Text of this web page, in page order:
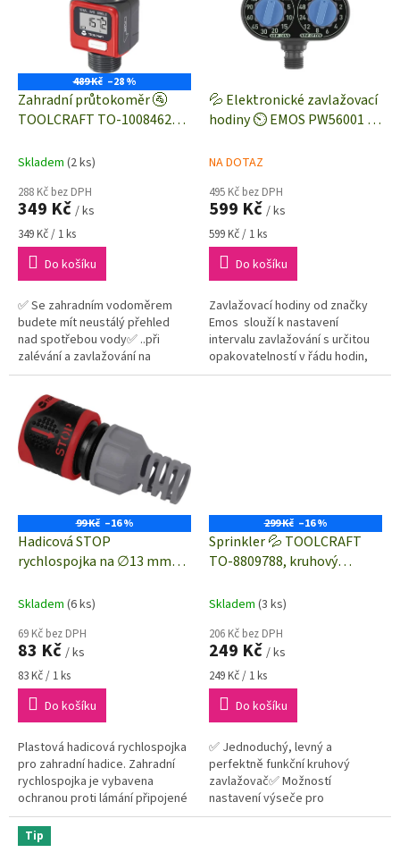
489 Kč –28 %
Zahradní průtokoměr 🚰
TOOLCRAFT TO-10084629 |
připojení G3/4"
Skladem (2 ks)
288 Kč bez DPH
349 Kč / ks
Měrná
cena:
349 Kč / 1 ks
Do košíku
✅ Se zahradním vodoměrem
budete mít neustálý přehled
nad spotřebou vody✅ ..při
zalévání a zavlažování na
zahradě nebo při plnění nádob✅
..takovýto jednoduchý
průtokoměr by neměl...
💦 Elektronické zavlažovací
hodiny ⏲️ EMOS PW56001 |
režim | interval 3 až 120
NA DOTAZ
495 Kč bez DPH
599 Kč / ks
Měrná
cena:
599 Kč / 1 ks
Do košíku
Zavlažovací hodiny od značky
Emos slouží k nastavení
intervalu zavlažování s určitou
opakovatelností v řádu hodin,
dnů nebo týdne. Dobu/interval
99 Kč –16 %
Hadicová STOP
rychlospojka na ∅13 mm
1561118
Skladem (6 ks)
69 Kč bez DPH
83 Kč / ks
Měrná
cena:
83 Kč / 1 ks
Do košíku
Plastová hadicová rychlospojka
pro zahradní hadice. Zahradní
rychlospojka je vybavena
ochranou proti lámání připojené
hadice a zpětnou klapkou, která
zajistí uzavření vody po...
299 Kč –16 %
Sprinkler 💦 TOOLCRAFT
TO-8809788, kruhový
prodloužení 13 cm
Skladem (3 ks)
206 Kč bez DPH
249 Kč / ks
Měrná
cena:
249 Kč / 1 ks
Do košíku
✅ Jednoduchý, levný a
perfektně funkční kruhový
zavlažovač✅ Možností
nastavení výseče pro
zavlažování✅ Součástí dodávky
Tip